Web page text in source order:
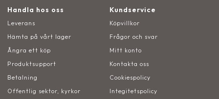
Handla hos oss
Leverans
Hämta på vårt lager
Ångra ett köp
Produktsupport
Betalning
Offentlig sektor, kyrkor
Kundservice
Köpvillkor
Frågor och svar
Mitt konto
Kontakta oss
Cookiespolicy
Integitetspolicy